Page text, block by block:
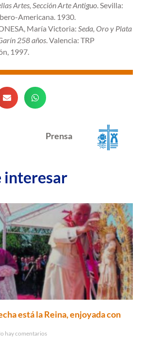
Artes, Sección Arte Antiguo. Sevilla:
Americana. 1930.
María Victoria: Seda, Oro y Plata
258 años. Valencia: TRP
1997.
Prensa
interesar
está la Reina, enjoyada con
hay comentarios